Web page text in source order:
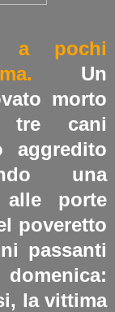
a pochi
Un
morto
tre cani
aggredito
una
alle porte
poveretto
passanti
la vittima